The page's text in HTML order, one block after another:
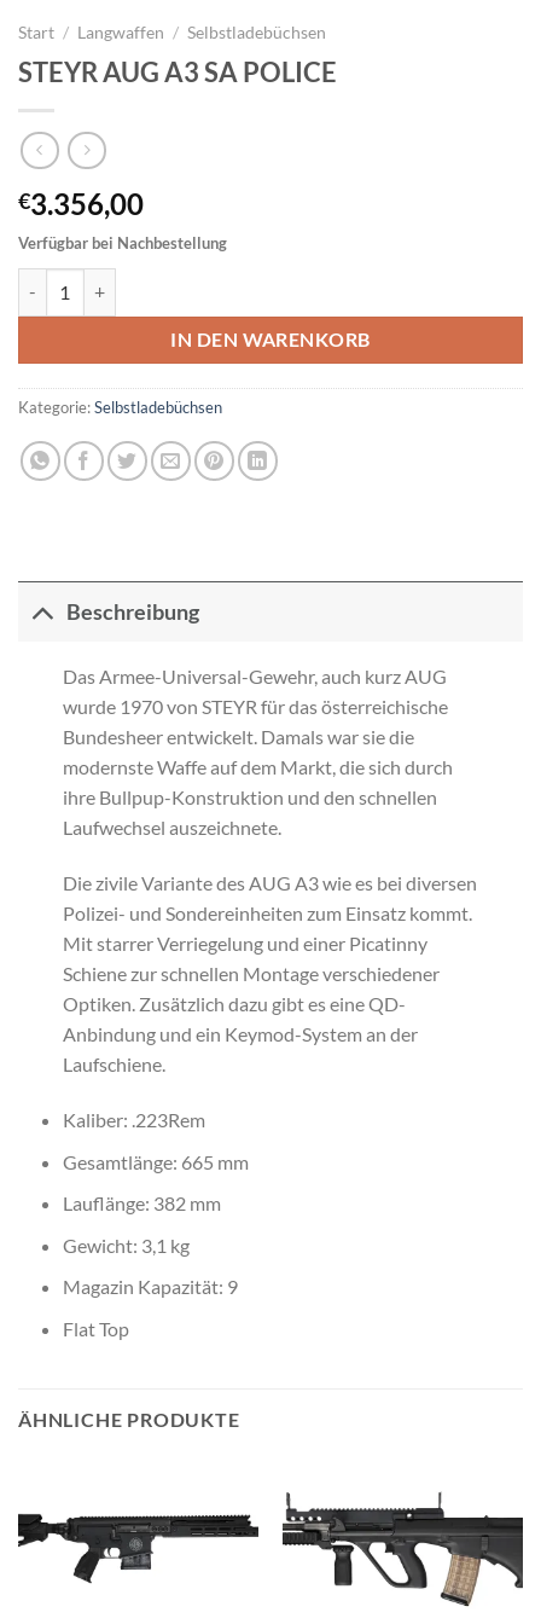
Start / Langwaffen / Selbstladebüchsen
STEYR AUG A3 SA POLICE
€3.356,00
Verfügbar bei Nachbestellung
IN DEN WARENKORB
Kategorie:Selbstladebüchsen
Beschreibung
Das Armee-Universal-Gewehr, auch kurz AUG
wurde 1970 von STEYR für das österreichische
Bundesheer entwickelt. Damals war sie die
modernste Waffe auf dem Markt, die sich durch
ihre Bullpup-Konstruktion und den schnellen
Laufwechsel auszeichnete.
Die zivile Variante des AUG A3 wie es bei diversen
Polizei- und Sondereinheiten zum Einsatz kommt.
Mit starrer Verriegelung und einer Picatinny
Schiene zur schnellen Montage verschiedener
Optiken. Zusätzlich dazu gibt es eine QD-
Anbindung und ein Keymod-System an der
Laufschiene.
Kaliber: .223Rem
Gesamtlänge: 665 mm
Lauflänge: 382 mm
Gewicht: 3,1 kg
Magazin Kapazität: 9
Flat Top
ÄHNLICHE PRODUKTE